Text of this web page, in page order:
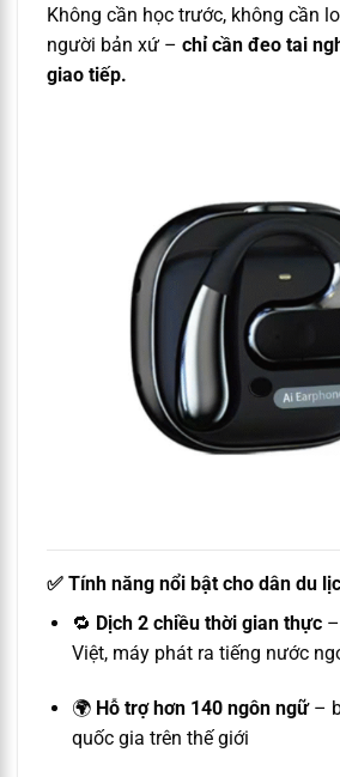
Không cần học trước, không cần
người bản xứ – chỉ cần đeo tai
giao tiếp.
✅ Tính năng nổi bật cho dân du
🔁 Dịch 2 chiều thời gian thực–
Việt, máy phát ra tiếng nước
🌍 Hỗ trợ hơn 140 ngôn ngữ–
quốc gia trên thế giới